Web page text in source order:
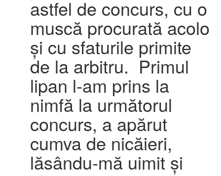
astfel de concurs, cu o
muscă procurată acolo
și cu sfaturile primite
de la arbitru. Primul
lipan l-am prins la
nimfă la următorul
concurs, a apărut
cumva de nicăieri,
lăsându-mă uimit și